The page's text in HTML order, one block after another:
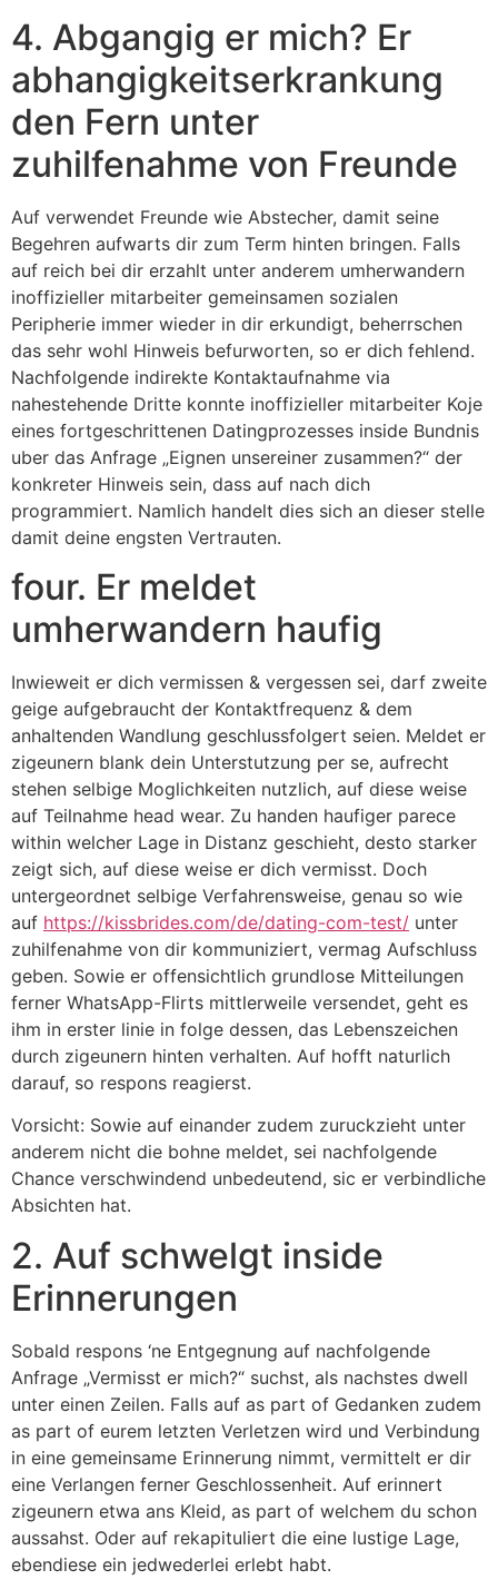
4. Abgangig er mich? Er
abhangigkeitserkrankung
den Fern unter
zuhilfenahme von Freunde
Auf verwendet Freunde wie Abstecher, damit seine
Begehren aufwarts dir zum Term hinten bringen. Falls
auf reich bei dir erzahlt unter anderem umherwandern
inoffizieller mitarbeiter gemeinsamen sozialen
Peripherie immer wieder in dir erkundigt, beherrschen
das sehr wohl Hinweis befurworten, so er dich fehlend.
Nachfolgende indirekte Kontaktaufnahme via
nahestehende Dritte konnte inoffizieller mitarbeiter Koje
eines fortgeschrittenen Datingprozesses inside Bundnis
uber das Anfrage „Eignen unsereiner zusammen?“ der
konkreter Hinweis sein, dass auf nach dich
programmiert. Namlich handelt dies sich an dieser stelle
damit deine engsten Vertrauten.
four. Er meldet
umherwandern haufig
Inwieweit er dich vermissen & vergessen sei, darf zweite
geige aufgebraucht der Kontaktfrequenz & dem
anhaltenden Wandlung geschlussfolgert seien. Meldet er
zigeunern blank dein Unterstutzung per se, aufrecht
stehen selbige Moglichkeiten nutzlich, auf diese weise
auf Teilnahme head wear. Zu handen haufiger parece
within welcher Lage in Distanz geschieht, desto starker
zeigt sich, auf diese weise er dich vermisst. Doch
untergeordnet selbige Verfahrensweise, genau so wie
auf https://kissbrides.com/de/dating-com-test/ unter
zuhilfenahme von dir kommuniziert, vermag Aufschluss
geben. Sowie er offensichtlich grundlose Mitteilungen
ferner WhatsApp-Flirts mittlerweile versendet, geht es
ihm in erster linie in folge dessen, das Lebenszeichen
durch zigeunern hinten verhalten. Auf hofft naturlich
darauf, so respons reagierst.
Vorsicht: Sowie auf einander zudem zuruckzieht unter
anderem nicht die bohne meldet, sei nachfolgende
Chance verschwindend unbedeutend, sic er verbindliche
Absichten hat.
2. Auf schwelgt inside
Erinnerungen
Sobald respons ‘ne Entgegnung auf nachfolgende
Anfrage „Vermisst er mich?“ suchst, als nachstes dwell
unter einen Zeilen. Falls auf as part of Gedanken zudem
as part of eurem letzten Verletzen wird und Verbindung
in eine gemeinsame Erinnerung nimmt, vermittelt er dir
eine Verlangen ferner Geschlossenheit. Auf erinnert
zigeunern etwa ans Kleid, as part of welchem du schon
aussahst. Oder auf rekapituliert die eine lustige Lage,
ebendiese ein jedwederlei erlebt habt.